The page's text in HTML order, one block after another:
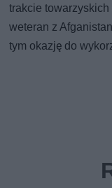
trakcie
weteran z
tym okazję do